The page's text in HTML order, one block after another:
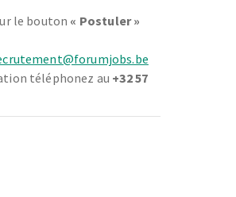
le bouton « Postuler »
téléphonez au +32 57